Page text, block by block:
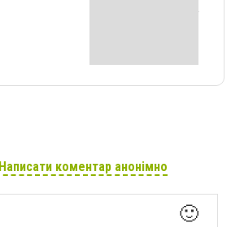
Написати коментар анонімно
🙂